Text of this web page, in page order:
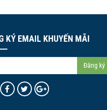
KÝ EMAIL KHUYẾN MÃI
Đăng ký